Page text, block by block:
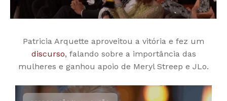
Patricia Arquette aproveitou a vitória e fez um
discurso, falando sobre a importância das
mulheres e ganhou apoio de Meryl Streep e JLo.